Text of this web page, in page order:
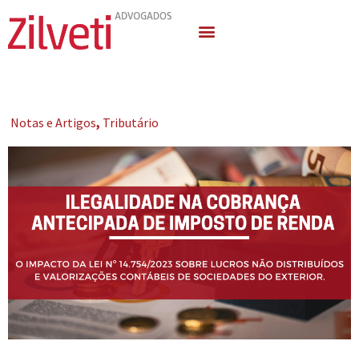
Notas e Artigos, Tributário